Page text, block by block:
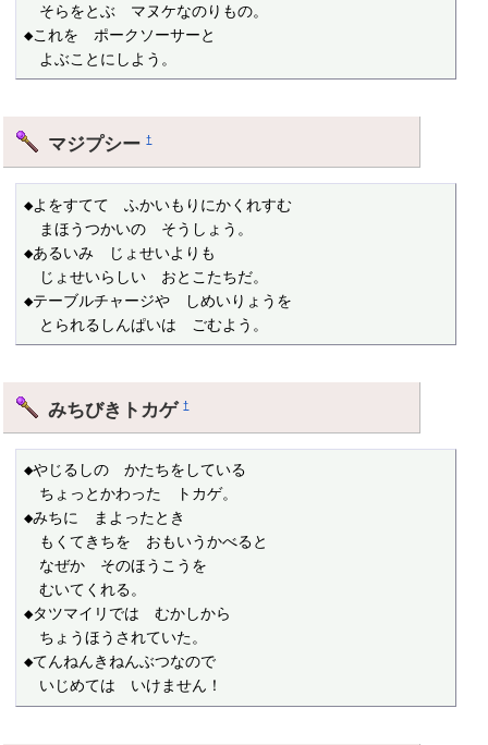
そらをとぶ　マヌケなのりもの。
◆これを　ポークソーサーと
よぶことにしよう。
マジプシー†
◆よをすてて　ふかいもりにかくれすむ
まほうつかいの　そうしょう。
◆あるいみ　じょせいよりも
じょせいらしい　おとこたちだ。
◆テーブルチャージや　しめいりょうを
とられるしんぱいは　ごむよう。
みちびきトカゲ†
◆やじるしの　かたちをしている
ちょっとかわった　トカゲ。
◆みちに　まよったとき
もくてきちを　おもいうかべると
なぜか　そのほうこうを
むいてくれる。
◆タツマイリでは　むかしから
ちょうほうされていた。
◆てんねんきねんぶつなので
いじめては　いけません！